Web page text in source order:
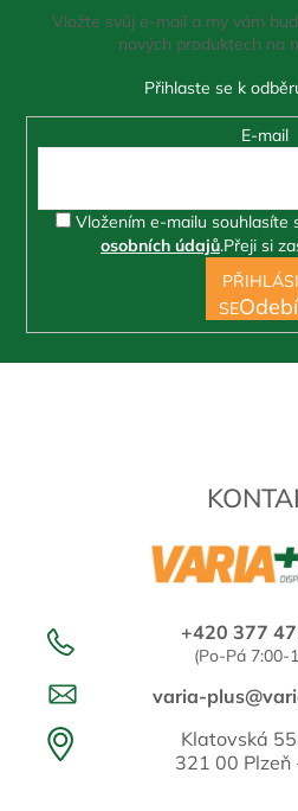
+420 377
(Po-Pá 7:00-
varia-
Klatovská
321 00 Plzeň
Vložte svůj e-mail a my vám
nových produktech na
E-mail
Vložením e-mailu souhlasíte
osobních údajů.Přeji si
SE